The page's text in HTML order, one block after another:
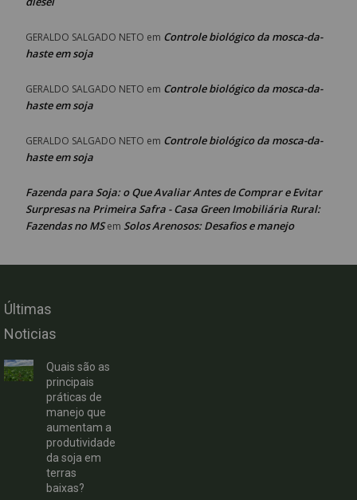
GERALDO SALGADO NETO em Controle biológico da mosca-da-
haste em soja
GERALDO SALGADO NETO em Controle biológico da mosca-da-
haste em soja
GERALDO SALGADO NETO em Controle biológico da mosca-da-
haste em soja
Fazenda para Soja: o Que Avaliar Antes de Comprar e Evitar
Surpresas na Primeira Safra - Casa Green Imobiliária Rural:
Fazendas no MSem Solos Arenosos: Desafios e manejo
Últimas
Noticias
Quais são as
principais
práticas de
manejo que
aumentam a
produtividade
da soja em
terras
baixas?